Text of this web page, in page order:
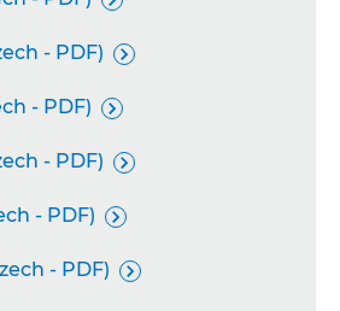
- PDF) 
- PDF) 
- PDF) 
- PDF) 
- PDF) 